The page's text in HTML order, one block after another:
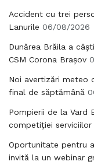
Accident cu trei
Lanurile 06/08/2026
Dunărea Brăila a
CSM Corona Brașov
Noi avertizări meteo
final de săptămână
Pompierii de la Vard
competiției
Oportunitate pentru
invită la un webinar